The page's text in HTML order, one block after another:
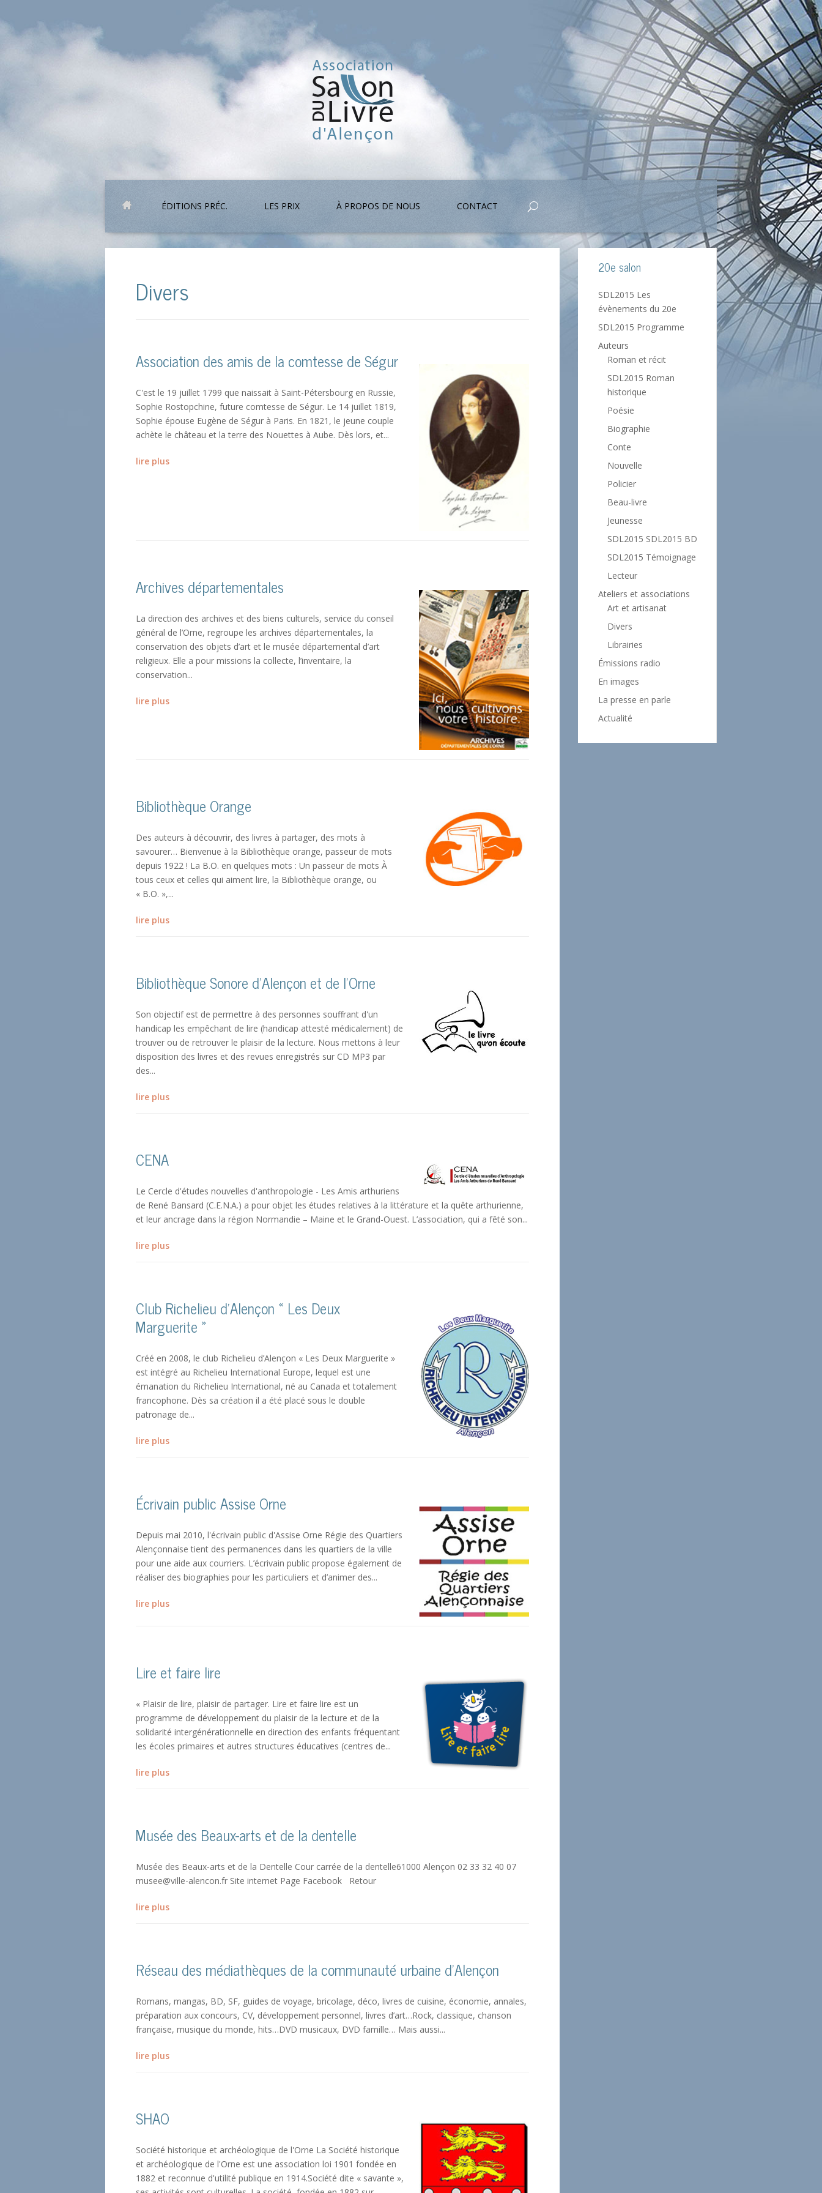
ÉDITIONS PRÉC. LES PRIX À PROPOS DE NOUS CONTACT
Divers
Association des amis de la comtesse de Ségur
C'est le 19 juillet 1799 que naissait à Saint-Pétersbourg en Russie,
Sophie Rostopchine, future comtesse de Ségur. Le 14 juillet 1819,
Sophie épouse Eugène de Ségur à Paris. En 1821, le jeune couple
achète le château et la terre des Nouettes à Aube. Dès lors, et...
lire plus
Archives départementales
La direction des archives et des biens culturels, service du conseil
général de l’Orne, regroupe les archives départementales, la
conservation des objets d’art et le musée départemental d’art
religieux. Elle a pour missions la collecte, l’inventaire, la
conservation...
lire plus
Bibliothèque Orange
Des auteurs à découvrir, des livres à partager, des mots à
savourer… Bienvenue à la Bibliothèque orange, passeur de mots
depuis 1922 ! La B.O. en quelques mots : Un passeur de mots À
tous ceux et celles qui aiment lire, la Bibliothèque orange, ou
« B.O. »,...
lire plus
Bibliothèque Sonore d’Alençon et de l’Orne
Son objectif est de permettre à des personnes souffrant d'un
handicap les empêchant de lire (handicap attesté médicalement) de
trouver ou de retrouver le plaisir de la lecture. Nous mettons à leur
disposition des livres et des revues enregistrés sur CD MP3 par
des...
lire plus
CENA
Le Cercle d'études nouvelles d'anthropologie - Les Amis arthuriens
de René Bansard (C.E.N.A.) a pour objet les études relatives à la littérature et la quête arthurienne,
et leur ancrage dans la région Normandie – Maine et le Grand-Ouest. L’association, qui a fêté son...
lire plus
Club Richelieu d’Alençon « Les Deux
Marguerite »
Créé en 2008, le club Richelieu d’Alençon « Les Deux Marguerite »
est intégré au Richelieu International Europe, lequel est une
émanation du Richelieu International, né au Canada et totalement
francophone. Dès sa création il a été placé sous le double
patronage de...
lire plus
Écrivain public Assise Orne
Depuis mai 2010, l'écrivain public d'Assise Orne Régie des Quartiers
Alençonnaise tient des permanences dans les quartiers de la ville
pour une aide aux courriers. L’écrivain public propose également de
réaliser des biographies pour les particuliers et d’animer des...
lire plus
Lire et faire lire
« Plaisir de lire, plaisir de partager. Lire et faire lire est un
programme de développement du plaisir de la lecture et de la
solidarité intergénérationnelle en direction des enfants fréquentant
les écoles primaires et autres structures éducatives (centres de...
lire plus
Musée des Beaux-arts et de la dentelle
Musée des Beaux-arts et de la Dentelle Cour carrée de la dentelle61000 Alençon 02 33 32 40 07
musee@ville-alencon.fr Site internet Page Facebook Retour
lire plus
Réseau des médiathèques de la communauté urbaine d’Alençon
Romans, mangas, BD, SF, guides de voyage, bricolage, déco, livres de cuisine, économie, annales,
préparation aux concours, CV, développement personnel, livres d’art…Rock, classique, chanson
française, musique du monde, hits…DVD musicaux, DVD famille… Mais aussi...
lire plus
SHAO
Société historique et archéologique de l'Orne La Société historique
et archéologique de l'Orne est une association loi 1901 fondée en
1882 et reconnue d'utilité publique en 1914.Société dite « savante »,
20e salon
SDL2015 Les
évènements du 20e
SDL2015 Programme
Auteurs
Roman et récit
SDL2015 Roman
historique
Poésie
Biographie
Conte
Nouvelle
Policier
Beau-livre
Jeunesse
SDL2015 SDL2015 BD
SDL2015 Témoignage
Lecteur
Ateliers et associations
Art et artisanat
Divers
Librairies
Émissions radio
En images
La presse en parle
Actualité